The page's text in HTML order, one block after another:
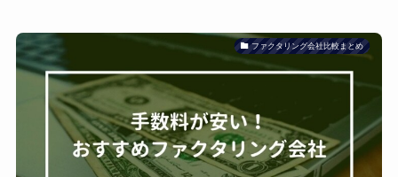
ファクタリング会社比較まとめ